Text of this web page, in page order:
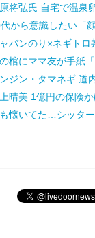
将弘氏 自宅で温泉
から意識したい「顔
バンのり×ネギトロ
棺にママ友が手紙「
ジン・タマネギ 道
晴美 1億円の保険
懐いてた…シッタ